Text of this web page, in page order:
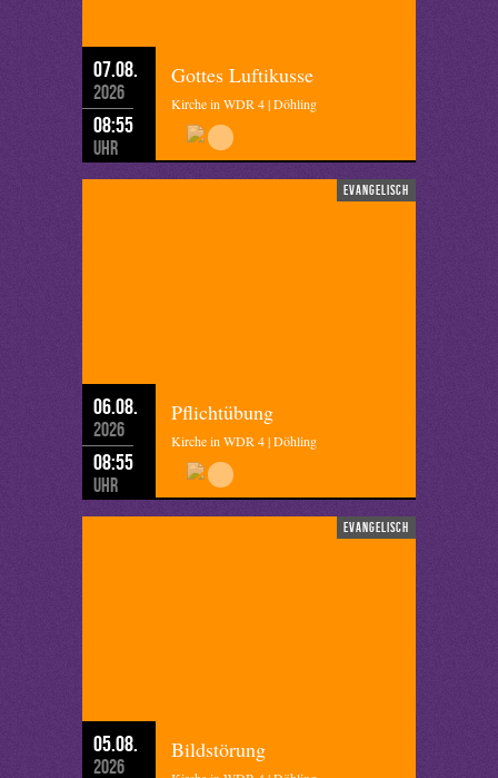
07.08.
2026
08:55
Uhr
Gottes Luftikusse
Kirche in WDR 4 | Döhling
evangelisch
06.08.
2026
08:55
Uhr
Pflichtübung
Kirche in WDR 4 | Döhling
evangelisch
05.08.
2026
Bildstörung